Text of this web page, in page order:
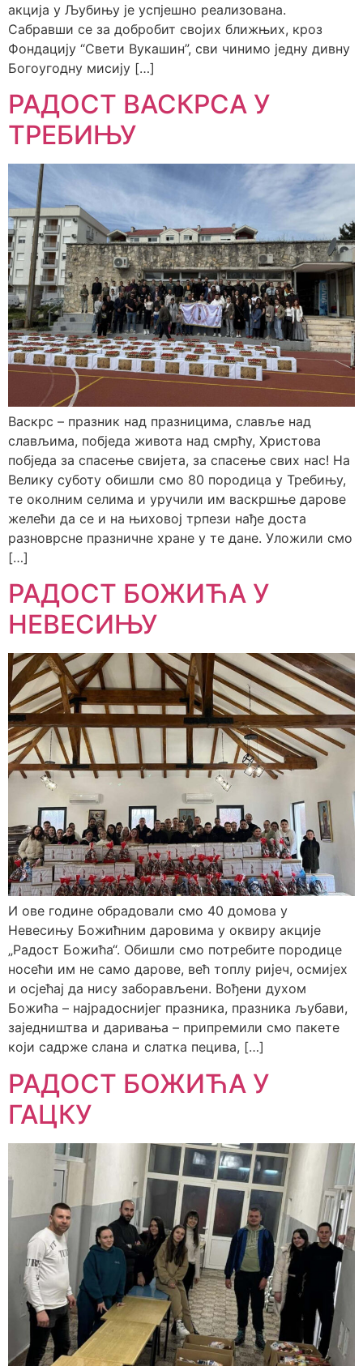
акција у Љубињу је успјешно реализована.
Сабравши се за добробит својих ближњих, кроз
Фондацију “Свети Вукашин”, сви чинимо једну дивну
Богоугодну мисију […]
РАДОСТ ВАСКРСА У
ТРЕБИЊУ
Васкрс – празник над празницима, славље над
слављима, побједа живота над смрћу, Христова
побједа за спасење свијета, за спасење свих нас! На
Велику суботу обишли смо 80 породица у Требињу,
те околним селима и уручили им васкршње дарове
желећи да се и на њиховој трпези нађе доста
разноврсне празничне хране у те дане. Уложили смо
[…]
РАДОСТ БОЖИЋА У
НЕВЕСИЊУ
И ове године обрадовали смо 40 домова у
Невесињу Божићним даровима у оквиру акције
„Радост Божића“. Обишли смо потребите породице
носећи им не само дарове, већ топлу ријеч, осмијех
и осјећај да нису заборављени. Вођени духом
Божића – најрадоснијег празника, празника љубави,
заједништва и даривања – припремили смо пакете
који садрже слана и слатка пецива, […]
РАДОСТ БОЖИЋА У
ГАЦКУ